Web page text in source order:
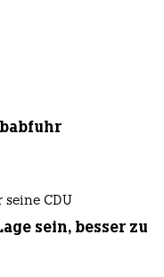
CDU
sein, besser zu